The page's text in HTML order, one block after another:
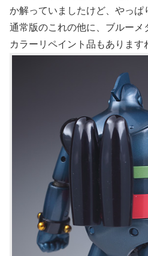
か解っていましたけど、やっぱ
通常版のこれの他に、ブルー
カラーリペイント品もあります